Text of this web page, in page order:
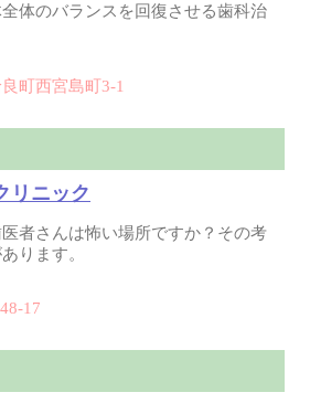
体のバランスを回復させる歯科治
町西宮島町3-1
リニック
者さんは怖い場所ですか？その考
ります。
17